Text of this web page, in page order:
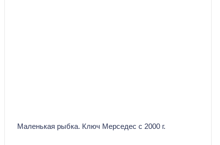
Маленькая рыбка. Ключ Мерседес с 2000 г.